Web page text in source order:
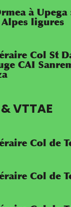
à
Alpes ligures
Col St
CAI
VTTAE
Col de
Col de
des
là-
Cette
cinéma" de
là-
Merveilles
)